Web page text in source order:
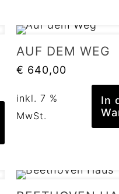
AUF DEM WEG
€ 640,00
inkl. 7 %
MwSt.
In